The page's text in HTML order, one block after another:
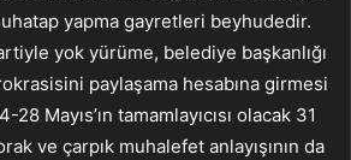
yapma gayretleri beyhudedir.
yok yürüme, belediye başkanlığı
paylaşama hesabına girmesi
28 Mayıs’ın tamamlayıcısı olacak 31
ve çarpık muhalefet anlayışının da